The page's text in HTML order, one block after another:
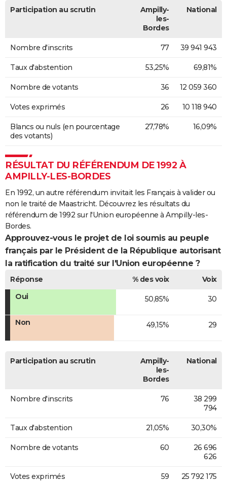
Participation au scrutin
Ampilly-
les-
Bordes
National
Nombre d'inscrits 77 39 941 943
Taux d'abstention 53,25% 69,81%
Nombre de votants 36 12 059 360
Votes exprimés 26 10 118 940
Blancs ou nuls (en pourcentage
des votants)
27,78% 16,09%
RÉSULTAT DU RÉFÉRENDUM DE 1992 À
AMPILLY-LES-BORDES
En 1992, un autre référendum invitait les Français à valider ou
non le traité de Maastricht. Découvrez les résultats du
référendum de 1992 sur l'Union européenne à Ampilly-les-
Bordes.
Approuvez-vous le projet de loi soumis au peuple
français par le Président de la République autorisant
la ratification du traité sur l'Union européenne ?
Réponse % des voix
Voix
Oui
50,85% 30
Non 49,15% 29
Participation au scrutin
Ampilly-
les-
Bordes
National
Nombre d'inscrits 76
38 299
794
Taux d'abstention 21,05% 30,30%
Nombre de votants 60
26 696
626
Votes exprimés 59 25 792 175